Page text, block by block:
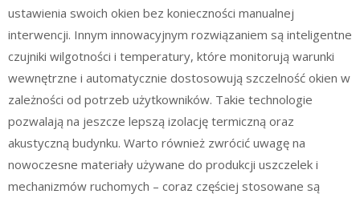
ustawienia swoich okien bez konieczności manualnej
interwencji. Innym innowacyjnym rozwiązaniem są inteligentne
czujniki wilgotności i temperatury, które monitorują warunki
wewnętrzne i automatycznie dostosowują szczelność okien w
zależności od potrzeb użytkowników. Takie technologie
pozwalają na jeszcze lepszą izolację termiczną oraz
akustyczną budynku. Warto również zwrócić uwagę na
nowoczesne materiały używane do produkcji uszczelek i
mechanizmów ruchomych – coraz częściej stosowane są